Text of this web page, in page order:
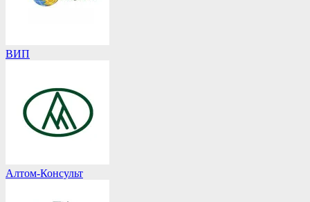
ВИП
Алтом-Консульт